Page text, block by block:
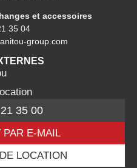
et accessoires
35 04
group.com
35 00
PAR E-MAIL
LOCATION